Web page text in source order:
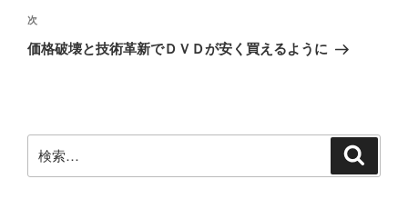
ゲ
ー
次
の
次
価格破壊と技術革新でＤＶＤが安く買えるように
索: